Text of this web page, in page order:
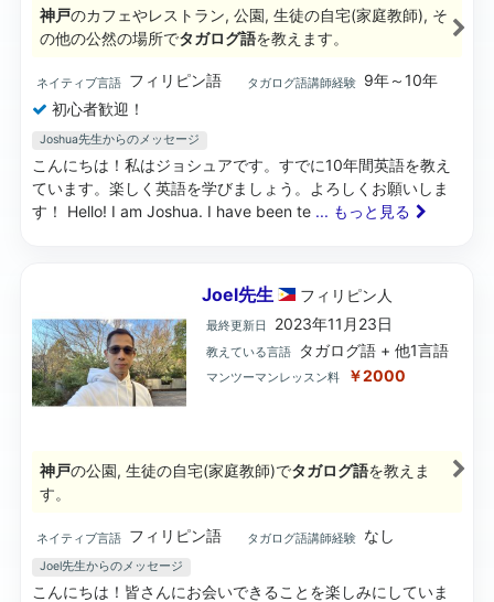
神戸のカフェやレストラン, 公園, 生徒の自宅(家庭教師), そ
の他の公然の場所でタガログ語を教えます。
ネイティブ言語 フィリピン語 タガログ語講師経験
9年～10年
初心者歓迎！
Joshua先生からのメッセージ
こんにちは！私はジョシュアです。すでに10年間英語を教え
ています。楽しく英語を学びましょう。よろしくお願いしま
す！ Hello! I am Joshua. I have been te ... もっと見る
Joel先生 フィリピン 人
最終更新日 2023年11月23日
教えている言語 タガログ語 + 他1言語
マンツーマンレッスン料 ￥2000
神戸の公園, 生徒の自宅(家庭教師)でタガログ語を教えま
す。
ネイティブ言語 フィリピン語 タガログ語講師経験 なし
Joel先生からのメッセージ
こんにちは！皆さんにお会いできることを楽しみにしていま